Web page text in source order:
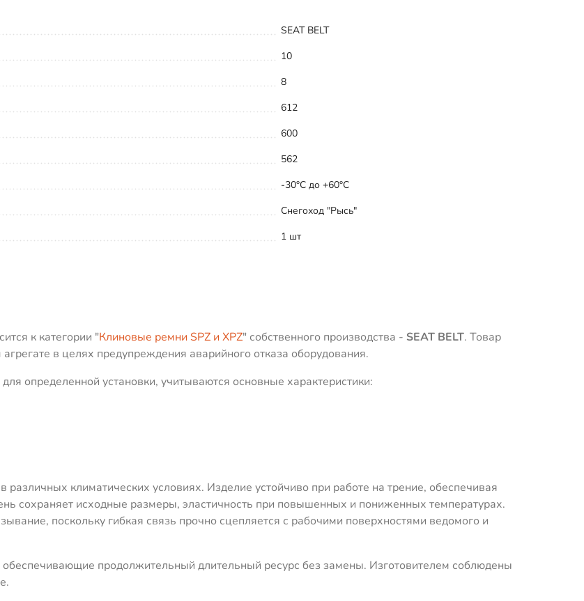
SEAT BELT
10
8
612
600
562
-30°C до +60°C
Снегоход "Рысь"
1 шт
к категории "Клиновые ремни SPZ и XPZ" собственного производства - SEAT BELT. Товар
в целях предупреждения аварийного отказа оборудования.
определенной установки, учитываются основные характеристики:
климатических условиях. Изделие устойчиво при работе на трение, обеспечивая
сохраняет исходные размеры, эластичность при повышенных и пониженных температурах.
поскольку гибкая связь прочно сцепляется с рабочими поверхностями ведомого и
продолжительный длительный ресурс без замены. Изготовителем соблюдены